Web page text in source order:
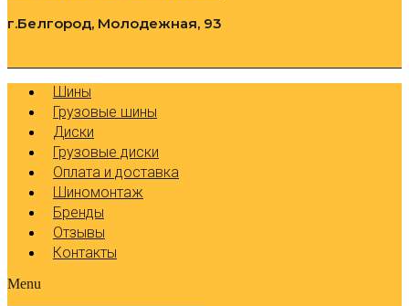
г.Белгород, Молодежная, 93
Шины
Грузовые шины
Диски
Грузовые диски
Оплата и доставка
Шиномонтаж
Бренды
Отзывы
Контакты
Menu